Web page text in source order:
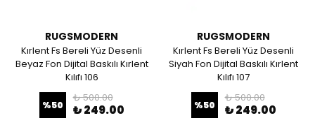
RUGSMODERN
Kırlent Fs Bereli Yüz Desenli
Beyaz Fon Dijital Baskılı Kırlent
Kılıfı 106
%50
₺ 500.00
₺ 249.00
RUGSMODERN
Kırlent Fs Bereli Yüz Desenli
Siyah Fon Dijital Baskılı Kırlent
Kılıfı 107
%50
₺ 500.00
₺ 249.00